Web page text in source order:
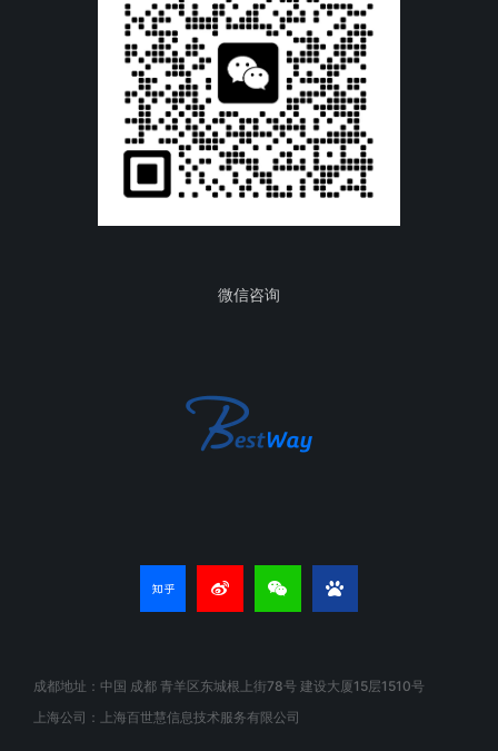
微信咨询
成都地址：中国 成都 青羊区东城根上街78号 建设大厦15层1510号
上海公司：上海百世慧信息技术服务有限公司